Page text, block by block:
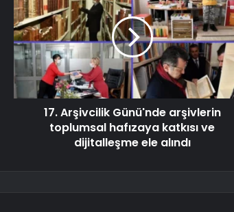
17. Arşivcilik Günü'nde arşivlerin
toplumsal hafızaya katkısı ve
dijitalleşme ele alındı